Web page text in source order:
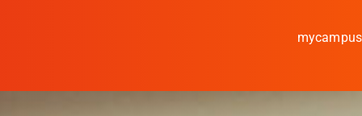
mycampus
Studieren